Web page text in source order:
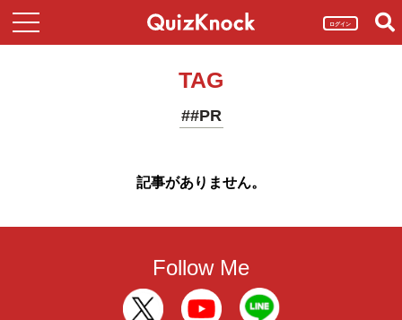
ログイン
TAG
##PR
記事がありません。
Follow Me